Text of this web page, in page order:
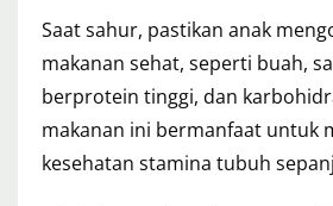
Saat sahur, pastikan anak
makanan sehat, seperti buah,
berprotein tinggi, dan
makanan ini bermanfaat untuk
kesehatan stamina tubuh